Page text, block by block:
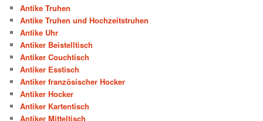
Antike Truhen
Antike Truhen und Hochzeitstruhen
Antike Uhr
Antiker Beistelltisch
Antiker Couchtisch
Antiker Esstisch
Antiker französischer Hocker
Antiker Hocker
Antiker Kartentisch
Antiker Mitteltisch